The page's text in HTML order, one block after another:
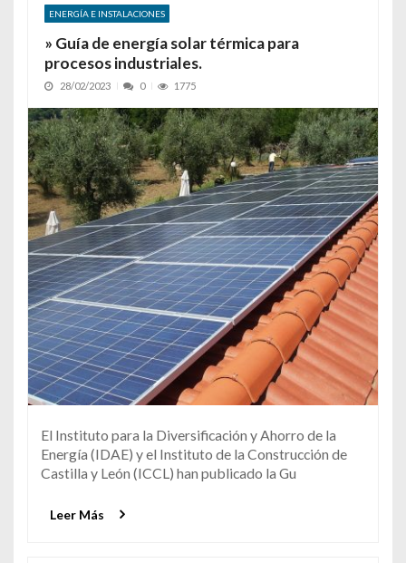
ENERGÍA E INSTALACIONES
» Guía de energía solar térmica para
procesos industriales.
28/02/2023 0 1775
El Instituto para la Diversificación y Ahorro de la
Energía (IDAE) y el Instituto de la Construcción de
Castilla y León (ICCL) han publicado la Gu
Leer Más